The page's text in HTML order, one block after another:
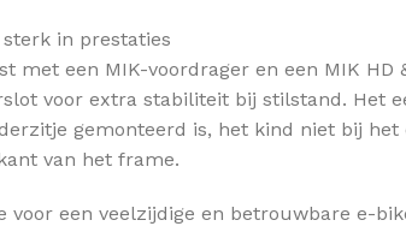
in prestaties
met een MIK-voordrager en een MIK
voor extra stabiliteit bij stilstand. Het
gemonteerd is, het kind niet bij
van het frame.
voor een veelzijdige en betrouwbare e-